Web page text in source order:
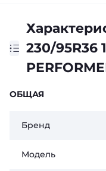
230/95R36
ОБЩАЯ
Бренд
Модель